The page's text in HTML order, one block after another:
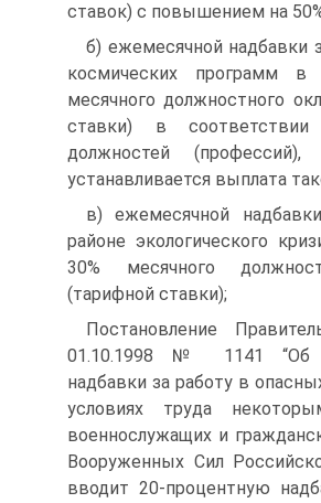
ставок) с повышением на
б) ежемесячной надбавки
космических программ в
месячного должностного
ставки) в
должностей
устанавливается выплата
в) ежемесячной
районе экологического
30% месячного
(тарифной ставки);
Постановление
01.10.1998 № 1141 “Об
надбавки за работу в
условиях труда
военнослужащих и
Вооруженных Сил
вводит 20-процентную